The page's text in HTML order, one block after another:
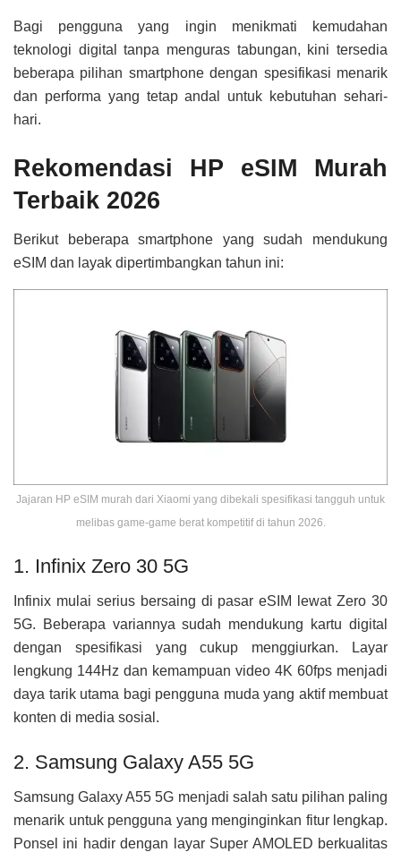
Bagi pengguna yang ingin menikmati kemudahan
teknologi digital tanpa menguras tabungan, kini tersedia
beberapa pilihan smartphone dengan spesifikasi menarik
dan performa yang tetap andal untuk kebutuhan sehari-
hari.
Rekomendasi HP eSIM Murah
Terbaik 2026
Berikut beberapa smartphone yang sudah mendukung
eSIM dan layak dipertimbangkan tahun ini:
Jajaran HP eSIM murah dari Xiaomi yang dibekali spesifikasi tangguh untuk
melibas game-game berat kompetitif di tahun 2026.
1. Infinix Zero 30 5G
Infinix mulai serius bersaing di pasar eSIM lewat Zero 30
5G. Beberapa variannya sudah mendukung kartu digital
dengan spesifikasi yang cukup menggiurkan. Layar
lengkung 144Hz dan kemampuan video 4K 60fps menjadi
daya tarik utama bagi pengguna muda yang aktif membuat
konten di media sosial.
2. Samsung Galaxy A55 5G
Samsung Galaxy A55 5G menjadi salah satu pilihan paling
menarik untuk pengguna yang menginginkan fitur lengkap.
Ponsel ini hadir dengan layar Super AMOLED berkualitas